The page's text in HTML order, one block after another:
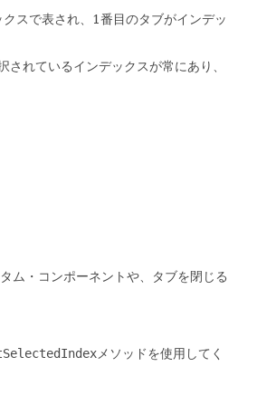
スで表され、1番目のタブがインデッ
れているインデックスが常にあり、
ム・コンポーネントや、タブを閉じる
メソッドを使用してく